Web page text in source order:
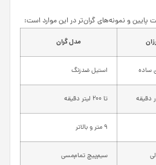
و نمونه‌های گران‌تر در این موارد است:
مدل گران
ساده استیل ضدزنگ
تا ۲۰۰ لیتر دقیقه
۹ متر و بالاتر
سیم‌پیچ تمام‌مسی